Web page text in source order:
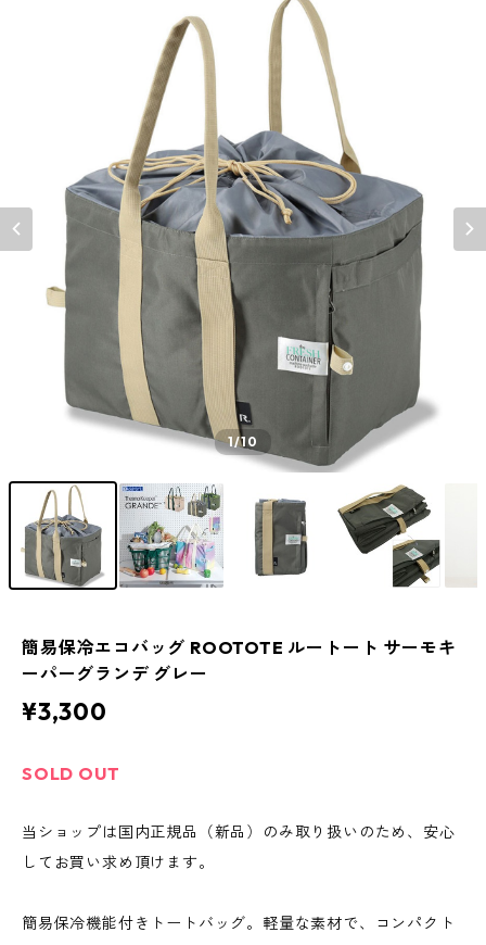
1/10
簡易保冷エコバッグ ROOTOTE ルートート サーモキ
ーパーグランデ グレー
¥3,300
SOLD OUT
当ショップは国内正規品（新品）のみ取り扱いのため、安心
してお買い求め頂けます。
簡易保冷機能付きトートバッグ。軽量な素材で、コンパクト